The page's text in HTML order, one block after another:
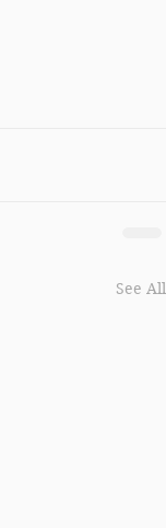
See All